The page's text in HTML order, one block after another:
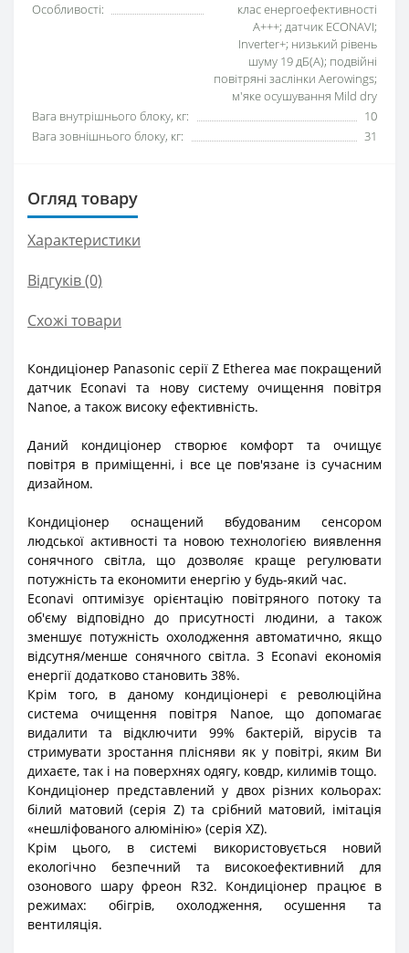
Особливості:
клас енергоефективності
A+++; датчик ECONAVI;
Inverter+; низький рівень
шуму 19 дБ(А); подвійні
повітряні заслінки Aerowings;
м'яке осушування Mild dry
Вага внутрішнього блоку, кг:
10
Вага зовнішнього блоку, кг:
31
Огляд товару
Характеристики
Відгуків (0)
Схожі товари
Кондиціонер Panasonic серії Z Etherea має покращений
датчик Econavi та нову систему очищення повітря
Nanoe, а також високу ефективність.
Даний кондиціонер створює комфорт та очищує
повітря в приміщенні, і все це пов'язане із сучасним
дизайном.
Кондиціонер оснащений вбудованим сенсором
людської активності та новою технологією виявлення
сонячного світла, що дозволяє краще регулювати
потужність та економити енергію у будь-який час.
Econavi оптимізує орієнтацію повітряного потоку та
об'єму відповідно до присутності людини, а також
зменшує потужність охолодження автоматично, якщо
відсутня/менше сонячного світла. З Econavi економія
енергії додатково становить 38%.
Крім того, в даному кондиціонері є революційна
система очищення повітря Nanoe, що допомагає
видалити та відключити 99% бактерій, вірусів та
стримувати зростання плісняви як у повітрі, яким Ви
дихаєте, так і на поверхнях одягу, ковдр, килимів тощо.
Кондиціонер представлений у двох різних кольорах:
білий матовий (серія Z) та срібний матовий, імітація
«нешліфованого алюмінію» (серія XZ).
Крім цього, в системі використовується новий
екологічно безпечний та високоефективний для
озонового шару фреон R32. Кондиціонер працює в
режимах: обігрів, охолодження, осушення та
вентиляція.